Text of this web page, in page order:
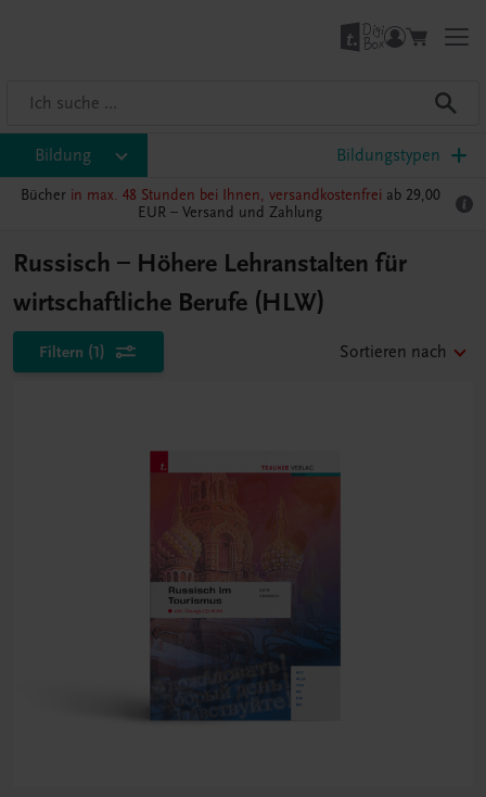
Bildung Bildungstypen
Bücher in max. 48 Stunden bei Ihnen, versandkostenfrei ab 29,00
EUR – Versand und Zahlung
Russisch – Höhere Lehranstalten für
wirtschaftliche Berufe (HLW)
Filtern (1) Sortieren nach